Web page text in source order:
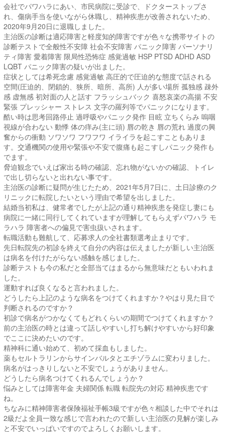
会社でパワハラにあい、市民病院に受診で、ドクターストップさ
れ、傷病手当を使いながら休職し、精神疾患が改善されないため、
2020年9月20日に退職しました。
主治医の診断は適応障害と軽度知的障害ですが色々な携帯サイトの
診断テストで全般性不安障 社会不安障害 パニック障害 パーソナリ
ティ障害 愛着障害 限局性恐怖症 感覚過敏 HSP PTSD ADHD ASD
LQBT パニック障害の疑いが出ました。
症状としては希死念慮 感覚過敏 高圧的で圧迫的な態度で話される
空間(圧迫的、閉鎖的、狭所、暗所、高所) 人が多い場所 孤独感 疎外
感 虚無感 初対面の人と話す フラッシュバック 喜怒哀楽の高揚 不安
緊張 プレッシャー ストレス 文字の羅列等でパニックになります。
酷い時は思考回路停止 過呼吸やパニック発作 目眩 立ちくらみ 嗚咽
視線が合わない 動悸 体の痒み(主に頭) 唇の乾き 唇の荒れ 過度の興
奮からの衝動 ソワソワ フワフワ イライラを起こすこともありま
す。交通機関の使用や緊張や不安で腹痛も起こすしパニック発作も
でます。
脅迫観念でいえば家出る時の確認、忘れ物がないかの確認、トイレ
で出し切らないと出れない事です。
主治医の診断に疑問が生じたため、2021年5月7日に、土日診療のク
リニックに転院したいという理由で希望を出しました。
結婚当初私は、健常者でしたが上記の通り精神疾患を発症し妻にも
病院に一緒に同行してくれていますが理解してもらえずパワハラ モ
ラハラ 障害者への偏見で害虫扱いされます。
転職活動も難航して、応募求人の全社書類選考止まりです。
先日転院先の初診を終えて自分の内容は伝えましたが新しい主治医
は病名を付けたがらない感触を感じました。
診断テストも今の私だと全部当てはまるから無意味だともいわれま
した。
運動すれば良くなると言われました。
どうしたら上記のような病名をつけてくれますか？やはり見た目で
判断されるのですか？
初診で病名がつかなくてもどれくらいの期間でつけてくれますか？
前の主治医の時とは違って話しやすいし打ち解けやすいから好印象
でここに決めたいのです。
精神科に通い始めて、初めて採血もしました。
薬もセルトラリンからサインバルタとエチゾラムに変わりました。
病名がはっきりしないと不安でしょうがありません。
どうしたら病名つけてくれるんでしょうか？
悩みとしては障害年金 夫婦関係 転職 転院先の対応 精神疾患です
ね。
ちなみに精神障害者保険福祉手帳3級ですが色々相談した中でそれは
2級だよ全員一致な感じで言われたので新しい主治医の見解が楽しみ
と不安でいっぱいですのでよろしくお願いします。